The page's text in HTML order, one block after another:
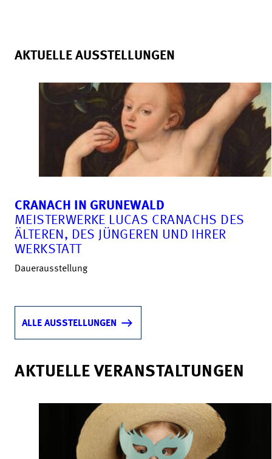
AKTUELLE AUSSTELLUNGEN
CRANACH IN GRUNEWALD
MEISTERWERKE LUCAS CRANACHS DES
ÄLTEREN, DES JÜNGEREN UND IHRER
WERKSTATT
Dauerausstellung
ALLE AUSSTELLUNGEN
AKTUELLE VERANSTALTUNGEN